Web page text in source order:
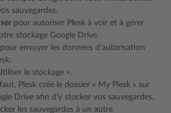
sauvegardes.
pour autoriser Plesk à voir et à gérer
stockage Google Drive.
envoyer les données d’autorisation
le stockage ».
Plesk crée le dossier « My Plesk » sur
Drive afin d’y stocker vos sauvegardes.
les sauvegardes à un autre